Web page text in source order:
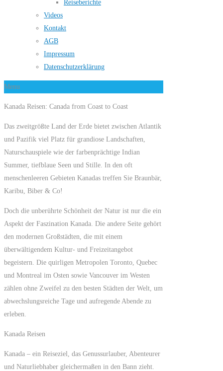
Reiseberichte
Videos
Kontakt
AGB
Impressum
Datenschutzerklärung
Menu
Kanada Reisen: Canada from Coast to Coast
Das zweitgrößte Land der Erde bietet zwischen Atlantik
und Pazifik viel Platz für grandiose Landschaften,
Naturschauspiele wie der farbenprächtige Indian
Summer, tiefblaue Seen und Stille. In den oft
menschenleeren Gebieten Kanadas treffen Sie Braunbär,
Karibu, Biber & Co!
Doch die unberührte Schönheit der Natur ist nur die ein
Aspekt der Faszination Kanada. Die andere Seite gehört
den modernen Großstädten, die mit einem
überwältigendem Kultur- und Freizeitangebot
begeistern. Die quirligen Metropolen Toronto, Quebec
und Montreal im Osten sowie Vancouver im Westen
zählen ohne Zweifel zu den besten Städten der Welt, um
abwechslungsreiche Tage und aufregende Abende zu
erleben.
Kanada Reisen
Kanada – ein Reiseziel, das Genussurlauber, Abenteurer
und Naturliebhaber gleichermaßen in den Bann zieht.